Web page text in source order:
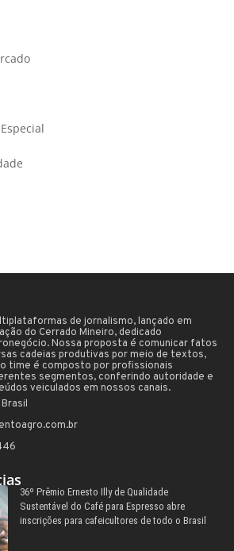
de jornalismo, lançado em
do Cerrado Mineiro, dedicado
Nossa proposta é comunicar fatos
cadeias produtivas por meio de textos,
time é composto por profissionais
segmentos, conferindo autoridade e
veiculados em nossos canais.
36º Prêmio Ernesto Illy de Qualidade
Sustentável do Café para Espresso abre
inscrições para cafeicultores de todo o Brasil